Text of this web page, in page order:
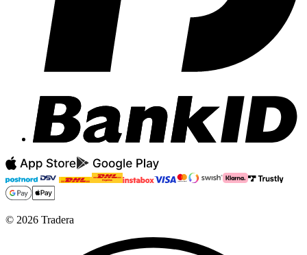
© 2026 Tradera